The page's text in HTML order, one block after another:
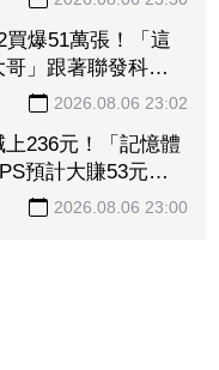
營收
2026.08.06 23:30
買爆51萬張！「這
哥」跟著聯發科發
2026.08.06 23:02
236元！「記憶體
預計大賺53元